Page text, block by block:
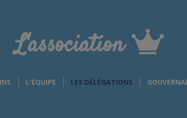
L'association
L'ÉQUIPE LES DÉLÉGATIONS